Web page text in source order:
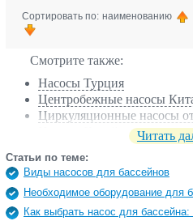
Сортировать по: наименованию
Смотрите также:
Насосы Турция
Центробежные насосы
Циркуляционные насосы
Циркуляционные насосы
Скважинные насосы Италия
Насосы Италия
Насосы Дания
Циркуляционные насосы
Читать
Статьи по теме:
Виды насосов для бассейнов
Необходимое оборудование для
Как выбрать насос для